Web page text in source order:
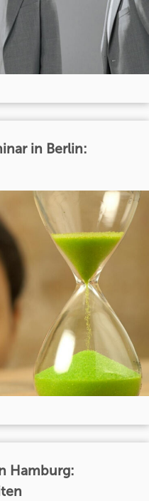
in Berlin:
Hamburg: